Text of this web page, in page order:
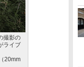
撮影の
ライブ
20mm